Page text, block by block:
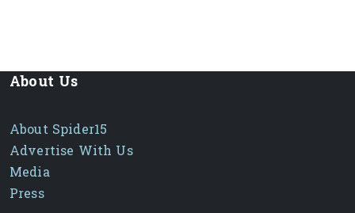
ត្រូវការការថែរក្សាតិច
ការជំនួសគួរជំនួសសង្វាក់ថ្មី ប្រសិនបើសង្វាក់ចាស់មានការពាក់សឹក
ឬមានសំឡេងខុសធម្មតា
តម្លៃ
About Us
About Spider15
Advertise With Us
Media
Press